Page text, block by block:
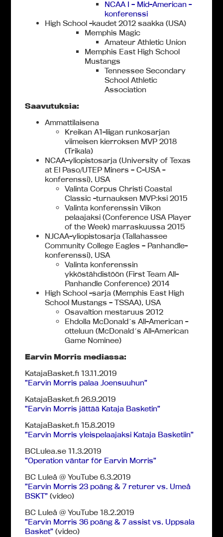
NCAA I – Mid-American -
konferenssi
High School -kaudet 2012 saakka (USA)
Memphis Magic
Amateur Athletic Union
Memphis East High School
Mustangs
Tennessee Secondary
School Athletic
Association
Saavutuksia:
Ammattilaisena
Kreikan A1-liigan runkosarjan
viimeisen kierroksen MVP 2018
(Trikala)
NCAA-yliopistosarja (University of Texas
at El Paso/UTEP Miners – C-USA -
konferenssi), USA
Valinta Corpus Christi Coastal
Classic -turnauksen MVP:ksi 2015
Valinta konferenssin Viikon
pelaajaksi (Conference USA Player
of the Week) marraskuussa 2015
NJCAA-yliopistosarja (Tallahassee
Community College Eagles – Panhandle-
konferenssi), USA
Valinta konferenssin
ykköstähdistöön (First Team All-
Panhandle Conference) 2014
High School -sarja (Memphis East High
School Mustangs – TSSAA), USA
Osavaltion mestaruus 2012
Ehdolla McDonald´s All-American -
otteluun (McDonald´s All-American
Game Nominee)
Earvin Morris mediassa:
KatajaBasket.fi 13.11.2019
”Earvin Morris palaa Joensuuhun”
KatajaBasket.fi 26.9.2019
”Earvin Morris jättää Kataja Basketin”
KatajaBasket.fi 15.8.2019
”Earvin Morris yleispelaajaksi Kataja Basketiin”
BCLulea.se 11.3.2019
”Operation väntar för Earvin Morris”
BC Luleå @ YouTube 6.3.2019
”Earvin Morris 23 poäng & 7 returer vs. Umeå
BSKT” (video)
BC Luleå @ YouTube 18.2.2019
”Earvin Morris 36 poäng & 7 assist vs. Uppsala
Basket” (video)